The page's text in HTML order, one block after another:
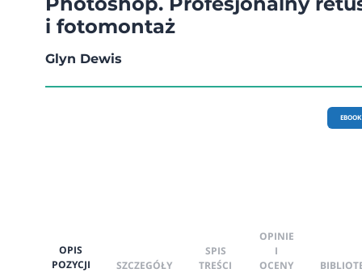
i fotomontaż
Glyn Dewis
EBOOK
OPIS
POZYCJI
SZCZEGÓŁY
SPIS
TREŚCI
OPINIE
I
OCENY